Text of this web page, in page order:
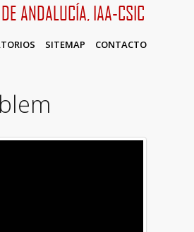
ANDALUCÍA, IAA-CSIC
SITEMAP CONTACTO